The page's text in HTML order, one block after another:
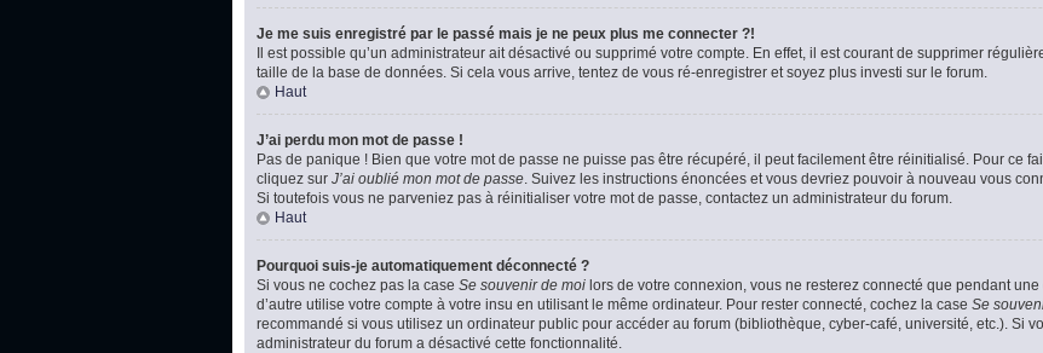
Je me suis enregistré par le passé mais je ne peux plus me connecter ?!
Il est possible qu’un administrateur ait désactivé ou supprimé votre compte. En effet, il est courant de supprimer
taille de la base de données. Si cela vous arrive, tentez de vous ré-enregistrer et soyez plus investi sur le forum.
Haut
J’ai perdu mon mot de passe !
Pas de panique ! Bien que votre mot de passe ne puisse pas être récupéré, il peut facilement être réinitialisé. Pour ce
cliquez sur J’ai oublié mon mot de passe. Suivez les instructions énoncées et vous devriez pouvoir à nouveau vous
Si toutefois vous ne parveniez pas à réinitialiser votre mot de passe, contactez un administrateur du forum.
Haut
Pourquoi suis-je automatiquement déconnecté ?
Si vous ne cochez pas la case Se souvenir de moi lors de votre connexion, vous ne resterez connecté que pendant
d’autre utilise votre compte à votre insu en utilisant le même ordinateur. Pour rester connecté, cochez la case Se
recommandé si vous utilisez un ordinateur public pour accéder au forum (bibliothèque, cyber-café, université, etc.). Si
administrateur du forum a désactivé cette fonctionnalité.